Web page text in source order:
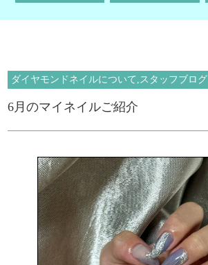
ダイヤモンドネイルについて,スタッフブログ
6月のマイネイルご紹介